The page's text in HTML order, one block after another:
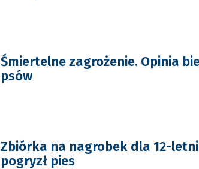
Śmiertelne zagrożenie. Opinia
psów
Zbiórka na nagrobek dla 12-
pogryzł pies